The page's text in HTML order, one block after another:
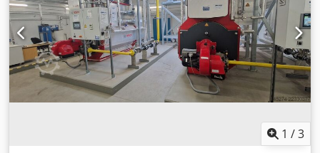
1 /3